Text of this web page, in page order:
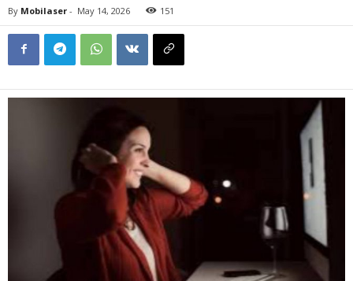
By Mobilaser - May 14, 2026 151